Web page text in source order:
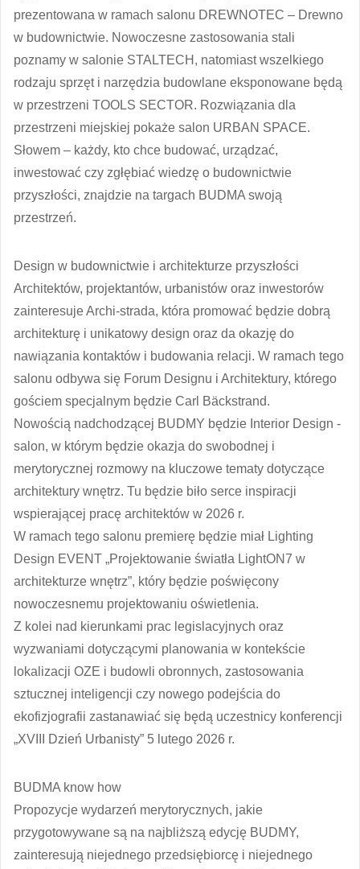
prezentowana w ramach salonu DREWNOTEC – Drewno
w budownictwie. Nowoczesne zastosowania stali
poznamy w salonie STALTECH , natomiast wszelkiego
rodzaju sprzęt i narzędzia budowlane eksponowane będą
w przestrzeni TOOLS SECTOR. Rozwiązania dla
przestrzeni miejskiej pokaże salon URBAN SPACE.
Słowem – każdy, kto chce budować, urządzać,
inwestować czy zgłębiać wiedzę o budownictwie
przyszłości, znajdzie na targach BUDMA swoją
przestrzeń.
Design w budownictwie i architekturze przyszłości
Architektów, projektantów, urbanistów oraz inwestorów
zainteresuje Archi-strada, która promować będzie dobrą
architekturę i unikatowy design oraz da okazję do
nawiązania kontaktów i budowania relacji. W ramach tego
salonu odbywa się Forum Designu i Architektury, którego
gościem specjalnym będzie Carl Bäckstrand.
Nowością nadchodzącej BUDMY będzie Interior Design -
salon, w którym będzie okazja do swobodnej i
merytorycznej rozmowy na kluczowe tematy dotyczące
architektury wnętrz. Tu będzie biło serce inspiracji
wspierającej pracę architektów w 2026 r.
W ramach tego salonu premierę będzie miał Lighting
Design EVENT „Projektowanie światła LightON7 w
architekturze wnętrz”, który będzie poświęcony
nowoczesnemu projektowaniu oświetlenia.
Z kolei nad kierunkami prac legislacyjnych oraz
wyzwaniami dotyczącymi planowania w kontekście
lokalizacji OZE i budowli obronnych, zastosowania
sztucznej inteligencji czy nowego podejścia do
ekofizjografii zastanawiać się będą uczestnicy konferencji
„XVIII Dzień Urbanisty” 5 lutego 2026 r.
BUDMA know how
Propozycje wydarzeń merytorycznych, jakie
przygotowywane są na najbliższą edycję BUDMY,
zainteresują niejednego przedsiębiorcę i niejednego